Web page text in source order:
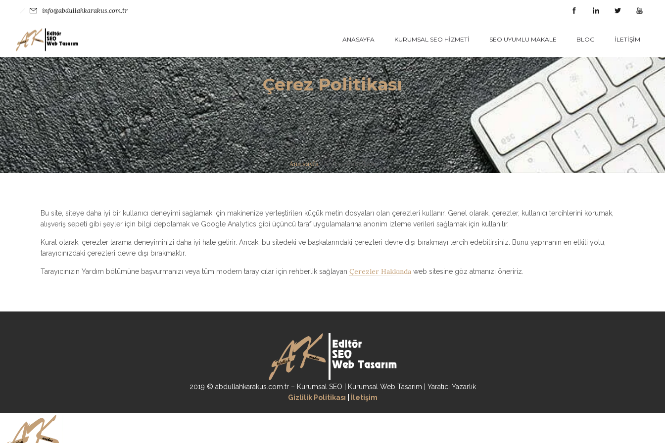
info@abdullahkarakus.com.tr
ANASAYFA KURUMSAL SEO HIZMETI SEO UYUMLU MAKALE BLOG İLETIŞIM
Çerez Politikası
Ana sayfa»Çerez Politikası
Bu site, siteye daha iyi bir kullanıcı deneyimi sağlamak için makinenize yerleştirilen küçük metin dosyaları olan çerezleri kullanır. Genel olarak, çerezler, kullanıcı tercihlerini korumak,
alışveriş sepeti gibi şeyler için bilgi depolamak ve Google Analytics gibi üçüncü taraf uygulamalarına anonim izleme verileri sağlamak için kullanılır.
Kural olarak, çerezler tarama deneyiminizi daha iyi hale getirir. Ancak, bu sitedeki ve başkalarındaki çerezleri devre dışı bırakmayı tercih edebilirsiniz. Bunu yapmanın en etkili yolu,
tarayıcınızdaki çerezleri devre dışı bırakmaktır.
Tarayıcınızın Yardım bölümüne başvurmanızı veya tüm modern tarayıcılar için rehberlik sağlayan Çerezler Hakkında web sitesine göz atmanızı öneririz.
2019 © abdullahkarakus.com.tr – Kurumsal SEO | Kurumsal Web Tasarım | Yaratıcı Yazarlık
Gizlilik Politikası
İletişim